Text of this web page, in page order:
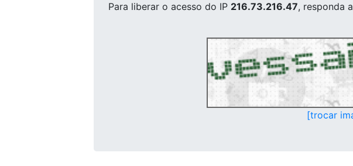
Para liberar o acesso do IP 216.73.216.47, responda
[trocar